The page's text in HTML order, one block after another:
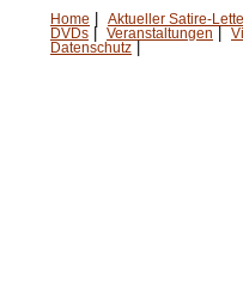
Home
Aktueller Satire-
DVDs | Veranstaltungen
Datenschutz